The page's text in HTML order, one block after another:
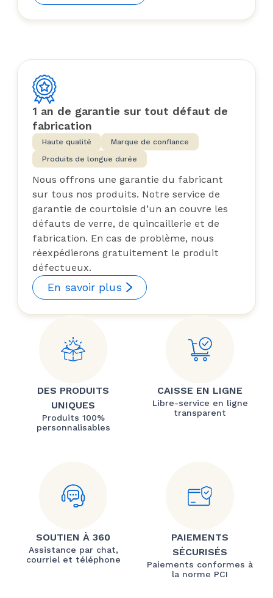
1 an de garantie sur tout défaut de
fabrication
Haute qualité
Marque de confiance
Produits de longue durée
Nous offrons une garantie du fabricant
sur tous nos produits. Notre service de
garantie de courtoisie d’un an couvre les
défauts de verre, de quincaillerie et de
fabrication. En cas de problème, nous
réexpédierons gratuitement le produit
défectueux.
En savoir plus
DES PRODUITS
UNIQUES
Produits 100%
personnalisables
CAISSE EN LIGNE
Libre-service en ligne
transparent
SOUTIEN À 360
Assistance par chat,
courriel et téléphone
PAIEMENTS
SÉCURISÉS
Paiements conformes à
la norme PCI